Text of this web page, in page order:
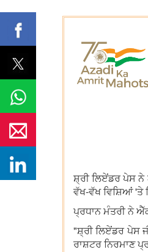
ਸ਼੍ਰੀ ਲਿਏਂਡਰ ਪੇਸ ਨੇ
ਵੱਖ-ਵੱਖ ਵਿਸ਼ਿਆਂ 'ਤੇ
ਪ੍ਰਧਾਨ ਮੰਤਰੀ ਨੇ
"ਸ਼੍ਰੀ ਲਿਏਂਡਰ ਪੇਸ
ਰਾਸ਼ਟਰ ਨਿਰਮਾਣ